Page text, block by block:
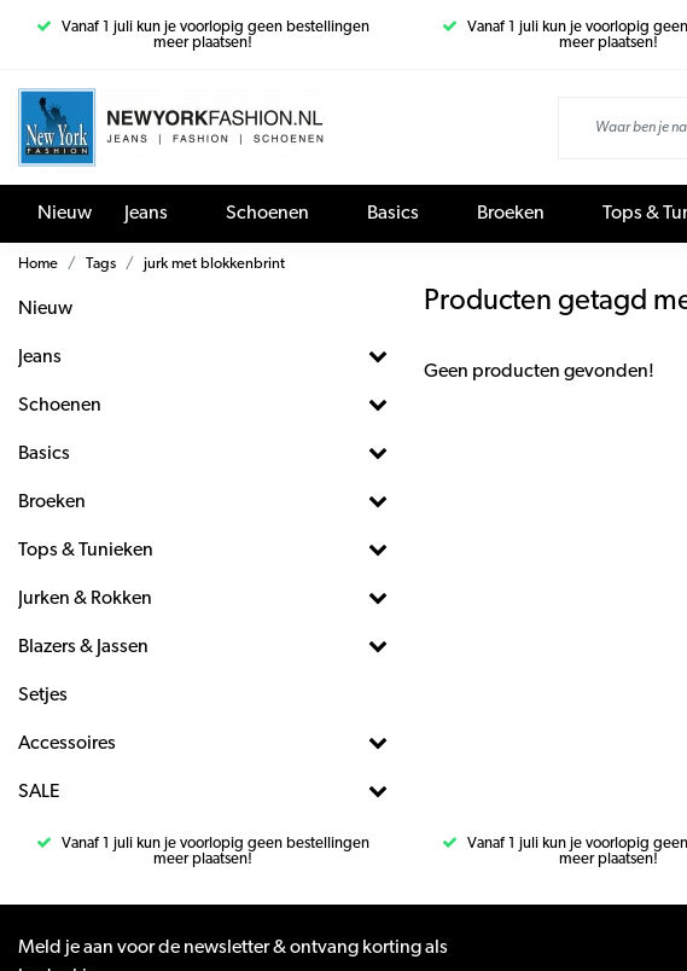
Vanaf 1 juli kun je voorlopig geen bestellingen
meer plaatsen!
Vanaf 1 juli kun je voorlopig
meer plaatsen!
Nieuw Jeans Schoenen Basics Broeken Tops &
Home Tags jurk met blokkenbrint
Nieuw
Jeans
Schoenen
Basics
Broeken
Tops & Tunieken
Jurken & Rokken
Blazers & Jassen
Setjes
Accessoires
SALE
Producten getagd
Geen producten gevonden!
Vanaf 1 juli kun je voorlopig geen bestellingen
meer plaatsen!
Vanaf 1 juli kun je voorlopig
meer plaatsen!
Meld je aan voor de newsletter & ontvang korting als